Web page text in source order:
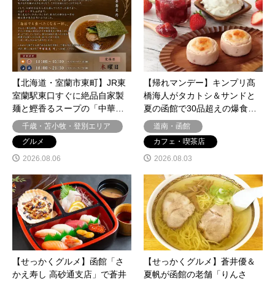
【北海道・室蘭市東町】JR東
室蘭駅東口すぐに絶品自家製
麺と鰹香るスープの「中華…
千歳・苫小牧・登別エリア
グルメ
2026.08.06
【帰れマンデー】キンプリ髙
橋海人がタカトシ＆サンドと
夏の函館で30品超えの爆食…
道南・函館
カフェ・喫茶店
2026.08.03
【せっかくグルメ】函館「さ
かえ寿し 高砂通支店」で蒼井
【せっかくグルメ】蒼井優＆
夏帆が函館の老舗「りんさ